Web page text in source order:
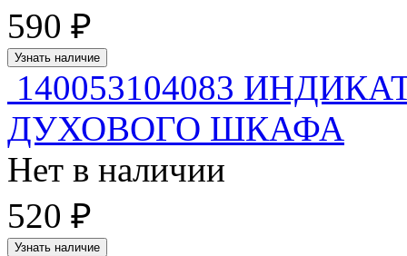
590 ₽
Узнать наличие
140053104083
ДУХОВОГО ШКАФА
Нет в наличии
520 ₽
Узнать наличие